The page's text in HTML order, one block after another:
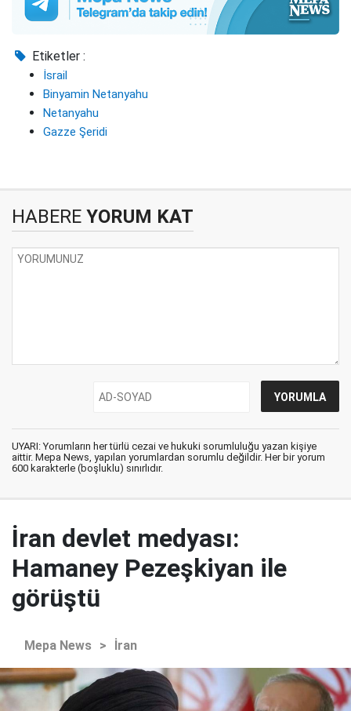
Etiketler :
İsrail
Binyamin Netanyahu
Netanyahu
Gazze Şeridi
HABERE YORUM KAT
UYARI: Yorumların her türlü cezai ve hukuki sorumluluğu yazan kişiye
aittir. Mepa News, yapılan yorumlardan sorumlu değildir. Her bir yorum
600 karakterle (boşluklu) sınırlıdır.
İran devlet medyası:
Hamaney Pezeşkiyan ile
görüştü
Mepa News > İran